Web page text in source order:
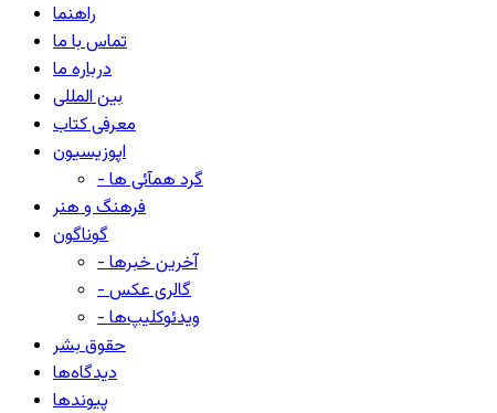
راهنما
تماس با ما
درباره ما
بین المللی
معرفی کتاب
اپوزیسیون
- گرد همآئی ها
فرهنگ و هنر
گوناگون
- آخرین خبرها
- گالری عکس
- ویدئوکلیپ‌ها
حقوق بشر
دیدگاه‌ها
پیوندها